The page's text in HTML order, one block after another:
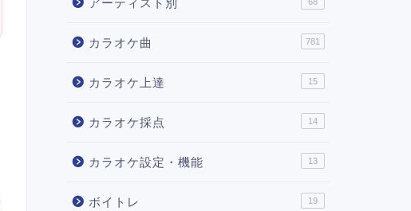
アーティスト別
カラオケ曲 781
カラオケ上達 15
カラオケ採点 14
カラオケ設定・機能 13
ボイトレ 19